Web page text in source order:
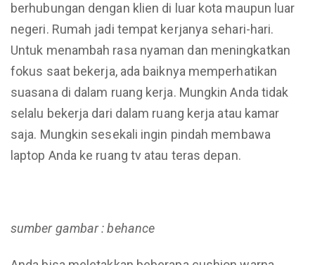
berhubungan dengan klien di luar kota maupun luar
negeri. Rumah jadi tempat kerjanya sehari-hari.
Untuk menambah rasa nyaman dan meningkatkan
fokus saat bekerja, ada baiknya memperhatikan
suasana di dalam ruang kerja. Mungkin Anda tidak
selalu bekerja dari dalam ruang kerja atau kamar
saja. Mungkin sesekali ingin pindah membawa
laptop Anda ke ruang tv atau teras depan.
sumber gambar : behance